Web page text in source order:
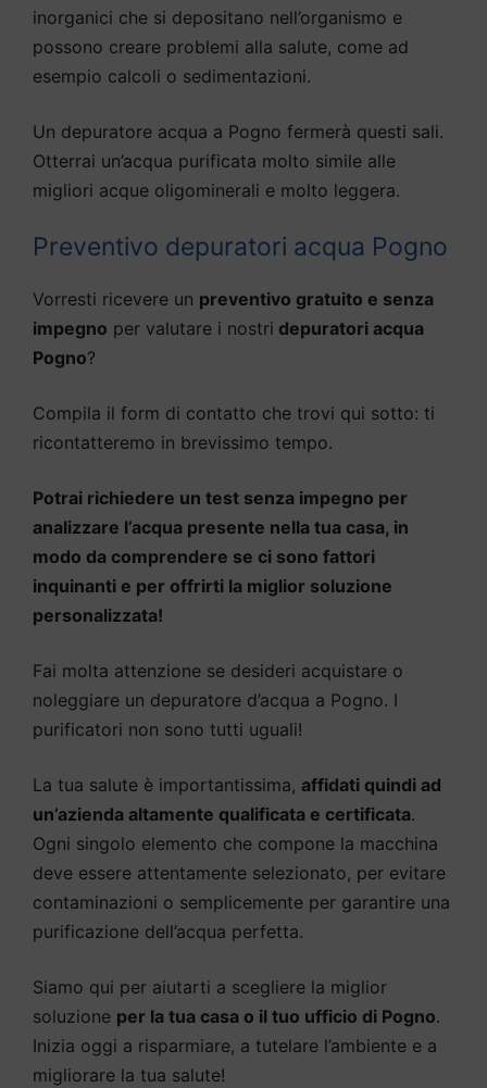
inorganici che si depositano nell’organismo e
possono creare problemi alla salute, come ad
esempio calcoli o sedimentazioni.
Un depuratore acqua a Pogno fermerà questi sali.
Otterrai un’acqua purificata molto simile alle
migliori acque oligominerali e molto leggera.
Preventivo depuratori acqua Pogno
Vorresti ricevere un preventivo gratuito e senza
impegno per valutare i nostri depuratori acqua
Pogno?
Compila il form di contatto che trovi qui sotto: ti
ricontatteremo in brevissimo tempo.
Potrai richiedere un test senza impegno per
analizzare l’acqua presente nella tua casa, in
modo da comprendere se ci sono fattori
inquinanti e per offrirti la miglior soluzione
personalizzata!
Fai molta attenzione se desideri acquistare o
noleggiare un depuratore d’acqua a Pogno. I
purificatori non sono tutti uguali!
La tua salute è importantissima, affidati quindi ad
un’azienda altamente qualificata e certificata.
Ogni singolo elemento che compone la macchina
deve essere attentamente selezionato, per evitare
contaminazioni o semplicemente per garantire una
purificazione dell’acqua perfetta.
Siamo qui per aiutarti a scegliere la miglior
soluzione per la tua casa o il tuo ufficio di Pogno.
Inizia oggi a risparmiare, a tutelare l’ambiente e a
migliorare la tua salute!